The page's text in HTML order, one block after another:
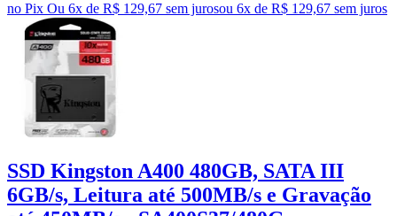
no Pix Ou 6x de R$ 129,67 sem jurosou 6x de R$ 129,67 sem juros
SSD Kingston A400 480GB, SATA III
6GB/s, Leitura até 500MB/s e Gravação